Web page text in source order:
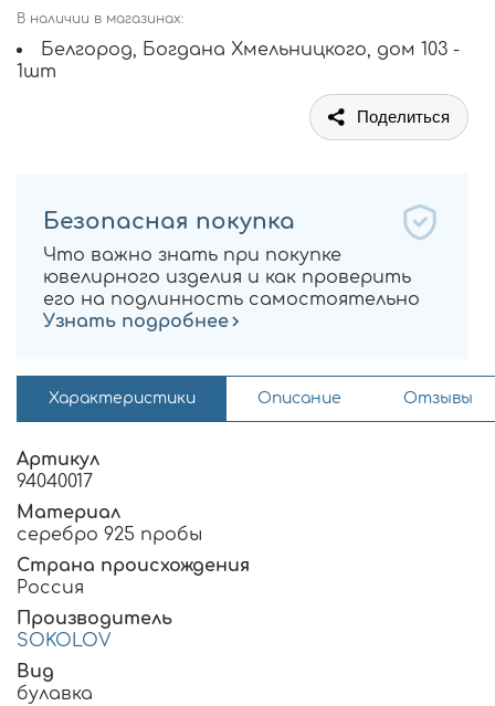
В наличии в магазинах:
Белгород, Богдана Хмельницкого, дом 103 -
1шт
Поделиться
Безопасная покупка
Что важно знать при покупке
ювелирного изделия и как проверить
его на подлинность самостоятельно
Узнать подробнее
Характеристики Описание Отзывы
Артикул
94040017
Материал
серебро 925 пробы
Страна происхождения
Россия
Производитель
SOKOLOV
Вид
булавка